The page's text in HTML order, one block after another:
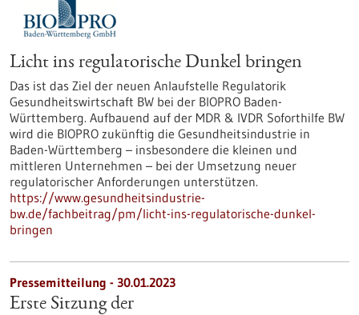
Licht ins regulatorische Dunkel bringen
Das ist das Ziel der neuen Anlaufstelle Regulatorik
Gesundheitswirtschaft BW bei der BIOPRO Baden-
Württemberg. Aufbauend auf der MDR & IVDR Soforthilfe BW
wird die BIOPRO zukünftig die Gesundheitsindustrie in
Baden-Württemberg – insbesondere die kleinen und
mittleren Unternehmen – bei der Umsetzung neuer
regulatorischer Anforderungen unterstützen.
https://www.gesundheitsindustrie-
bw.de/fachbeitrag/pm/licht-ins-regulatorische-dunkel-
bringen
Pressemitteilung - 30.01.2023
Erste Sitzung der